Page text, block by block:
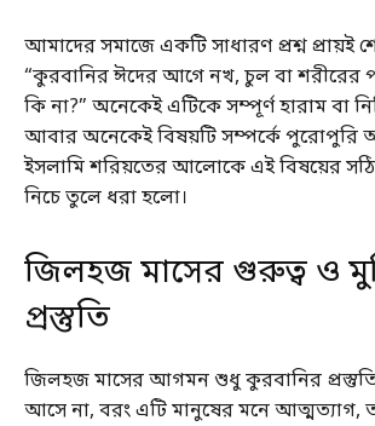
আমাদের সমাজে একটি সাধারণ প্রশ্ন প্রায়ই
“কুরবানির ঈদের আগে নখ, চুল বা শরীরের
কি না?” অনেকেই এটিকে সম্পূর্ণ হারাম বা
আবার অনেকেই বিষয়টি সম্পর্কে পুরোপুরি
ইসলামি শরিয়তের আলোকে এই বিষয়ের
নিচে তুলে ধরা হলো।
জিলহজ মাসের গুরুত্ব ও
প্রস্তুতি
জিলহজ মাসের আগমন শুধু কুরবানির
আসে না, বরং এটি মানুষের মনে আত্মত্যাগ,